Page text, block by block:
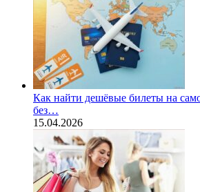
Как найти дешёвые билеты на
без…
15.04.2026